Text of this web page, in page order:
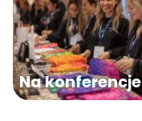
Na konferencje